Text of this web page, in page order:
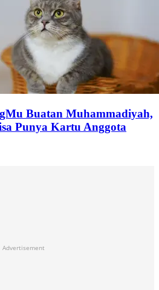
Buatan Muhammadiyah,
Punya Kartu Anggota
Advertisement